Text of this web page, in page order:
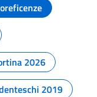
2026
2019